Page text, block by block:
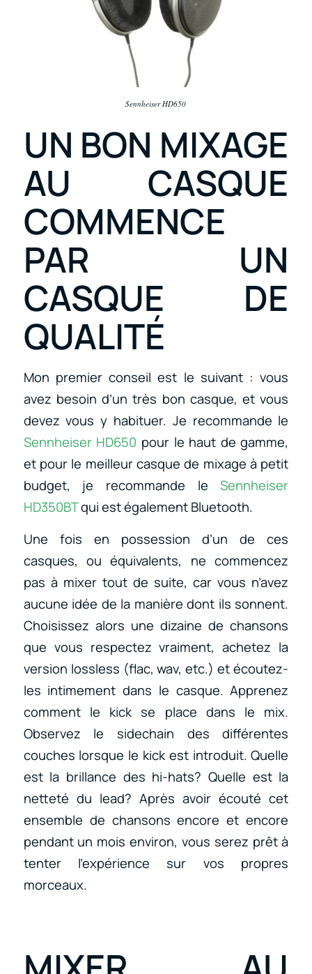
Sennheiser HD650
UN BON MIXAGE
AU CASQUE
COMMENCE
PAR UN
CASQUE DE
QUALITÉ
Mon premier conseil est le suivant : vous
avez besoin d’un très bon casque, et vous
devez vous y habituer. Je recommande le
Sennheiser HD650 pour le haut de gamme,
et pour le meilleur casque de mixage à petit
budget, je recommande leSennheiser
HD350BTqui est également Bluetooth.
Une fois en possession d’un de ces
casques, ou équivalents, ne commencez
pas à mixer tout de suite, car vous n’avez
aucune idée de la manière dont ils sonnent.
Choisissez alors une dizaine de chansons
que vous respectez vraiment, achetez la
version lossless (flac, wav, etc.) et écoutez-
les intimement dans le casque. Apprenez
comment le kick se place dans le mix.
Observez le sidechain des différentes
couches lorsque le kick est introduit. Quelle
est la brillance des hi-hats? Quelle est la
netteté du lead? Après avoir écouté cet
ensemble de chansons encore et encore
pendant un mois environ, vous serez prêt à
tenter l’expérience sur vos propres
morceaux.